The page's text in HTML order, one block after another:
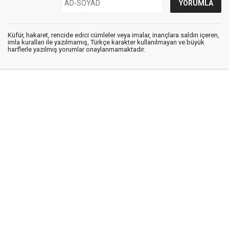
Küfür, hakaret, rencide edici cümleler veya imalar, inançlara saldırı içeren,
imla kuralları ile yazılmamış, Türkçe karakter kullanılmayan ve büyük
harflerle yazılmış yorumlar onaylanmamaktadır.